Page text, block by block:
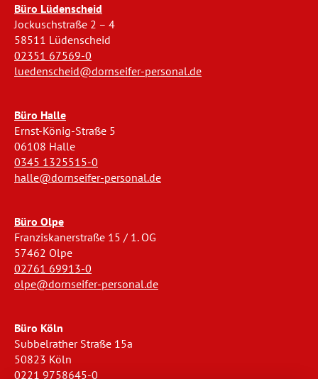
Büro Lüdenscheid
Jockuschstraße 2 – 4
58511 Lüdenscheid
02351 67569-0
luedenscheid@dornseifer-personal.de
Büro Halle
Ernst-König-Straße 5
06108 Halle
0345 1325515-0
halle@dornseifer-personal.de
Büro Olpe
Franziskanerstraße 15 / 1. OG
57462 Olpe
02761 69913-0
olpe@dornseifer-personal.de
Büro Köln
Subbelrather Straße 15a
50823 Köln
0221 9758645-0